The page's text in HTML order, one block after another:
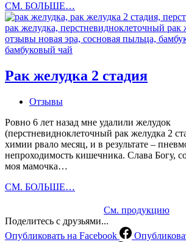
СМ. БОЛЬШЕ…
Рак желудка 2 стадия
Отзывы
Ровно 6 лет назад мне удалили желудок
(перстневидноклеточный рак желудка 2
химии рвало месяц, и в результате –
непроходимость кишечника. Слава Богу,
моя мамочка…
СМ. БОЛЬШЕ…
стадия
См. продукцию
Поделитесь с друзьями...
Опубликовать на Facebook